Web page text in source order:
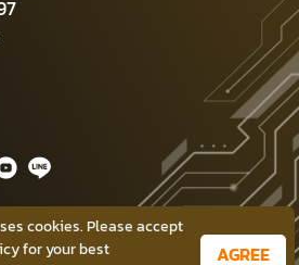
2026 Persec Co.,Ltd.
cookies. Please accept
for your best
AGREE